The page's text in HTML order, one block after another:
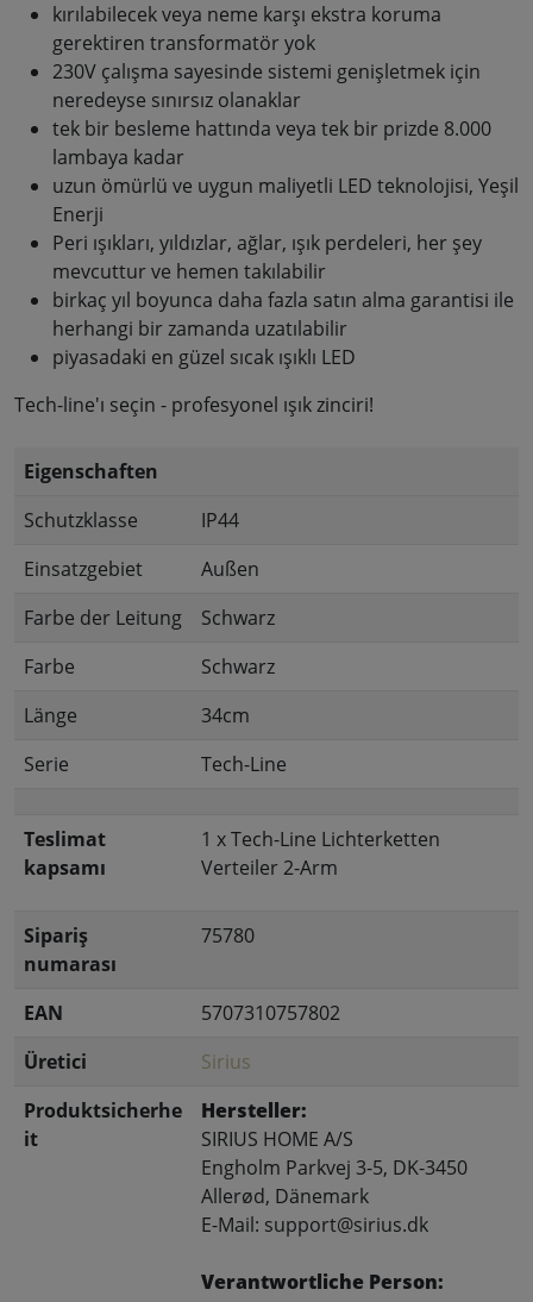
kırılabilecek veya neme karşı ekstra koruma
gerektiren transformatör yok
230V çalışma sayesinde sistemi genişletmek için
neredeyse sınırsız olanaklar
tek bir besleme hattında veya tek bir prizde 8.000
lambaya kadar
uzun ömürlü ve uygun maliyetli LED teknolojisi, Yeşil
Enerji
Peri ışıkları, yıldızlar, ağlar, ışık perdeleri, her şey
mevcuttur ve hemen takılabilir
birkaç yıl boyunca daha fazla satın alma garantisi ile
herhangi bir zamanda uzatılabilir
piyasadaki en güzel sıcak ışıklı LED
Tech-line'ı seçin - profesyonel ışık zinciri!
Eigenschaften
Schutzklasse
IP44
Einsatzgebiet
Außen
Farbe der Leitung
Schwarz
Farbe
Schwarz
Länge
34cm
Serie
Tech-Line
Teslimat
kapsamı
1 x Tech-Line Lichterketten
Verteiler 2-Arm
Sipariş
numarası
75780
EAN
5707310757802
Üretici
Sirius
Produktsicherhe
it
Hersteller:
SIRIUS HOME A/S
Engholm Parkvej 3-5, DK-3450
Allerød, Dänemark
E-Mail: support@sirius.dk
Verantwortliche Person: